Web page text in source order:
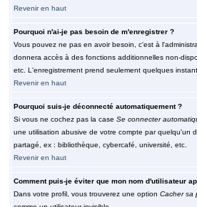
Revenir en haut
Pourquoi n'ai-je pas besoin de m'enregistrer ?
Vous pouvez ne pas en avoir besoin, c'est à
donnera accès à des fonctions additionnelles non-
etc. L'enregistrement prend seulement quelques
Revenir en haut
Pourquoi suis-je déconnecté automatiquement ?
Si vous ne cochez pas la case Se connecter
une utilisation abusive de votre compte par quelqu'un
partagé, ex : bibliothèque, cybercafé, université, etc.
Revenir en haut
Comment puis-je éviter que mon nom d'utilisateur
Dans votre profil, vous trouverez une option Cacher sa